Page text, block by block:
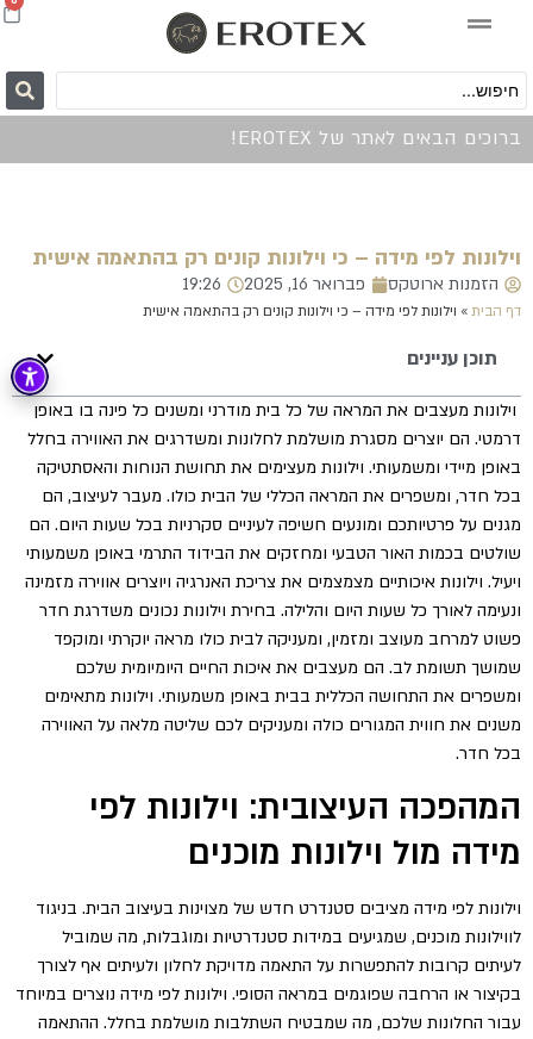
ברוכים הבאים לאתר של EROTEX!
וילונות לפי מידה – כי וילונות קונים רק בהתאמה אישית
הזמנות ארוטקס פברואר 16, 2025 19:26
דף הבית» וילונות לפי מידה – כי וילונות קונים רק בהתאמה אישית
תוכן עניינים
וילונות מעצבים את המראה של כל בית מודרני ומשנים כל פינה בו באופן
דרמטי. הם יוצרים מסגרת מושלמת לחלונות ומשדרגים את האווירה בחלל
באופן מיידי ומשמעותי. וילונות מעצימים את תחושת הנוחות והאסתטיקה
בכל חדר, ומשפרים את המראה הכללי של הבית כולו. מעבר לעיצוב, הם
מגנים על פרטיותכם ומונעים חשיפה לעיניים סקרניות בכל שעות היום. הם
שולטים בכמות האור הטבעי ומחזקים את הבידוד התרמי באופן משמעותי
ויעיל. וילונות איכותיים מצמצמים את צריכת האנרגיה ויוצרים אווירה מזמינה
ונעימה לאורך כל שעות היום והלילה. בחירת וילונות נכונים משדרגת חדר
פשוט למרחב מעוצב ומזמין, ומעניקה לבית כולו מראה יוקרתי ומוקפד
שמושך תשומת לב. הם מעצבים את איכות החיים היומיומית שלכם
ומשפרים את התחושה הכללית בבית באופן משמעותי. וילונות מתאימים
משנים את חווית המגורים כולה ומעניקים לכם שליטה מלאה על האווירה
בכל חדר.
המהפכה העיצובית: וילונות לפי
מידה מול וילונות מוכנים
וילונות לפי מידה מציבים סטנדרט חדש של מצוינות בעיצוב הבית. בניגוד
לווילונות מוכנים, שמגיעים במידות סטנדרטיות ומוגבלות, מה שמוביל
לעיתים קרובות להתפשרות על התאמה מדויקת לחלון ולעיתים אף לצורך
בקיצור או הרחבה שפוגמים במראה הסופי. וילונות לפי מידה נוצרים במיוחד
עבור החלונות שלכם, מה שמבטיח השתלבות מושלמת בחלל. ההתאמה